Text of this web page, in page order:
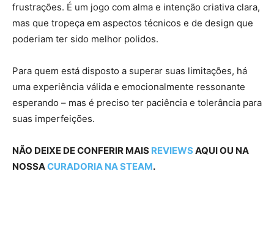
frustrações. É um jogo com alma e intenção criativa clara,
mas que tropeça em aspectos técnicos e de design que
poderiam ter sido melhor polidos.
Para quem está disposto a superar suas limitações, há
uma experiência válida e emocionalmente ressonante
esperando – mas é preciso ter paciência e tolerância para
suas imperfeições.
NÃO DEIXE DE CONFERIR MAIS REVIEWS AQUI OU NA
NOSSACURADORIA NA STEAM.